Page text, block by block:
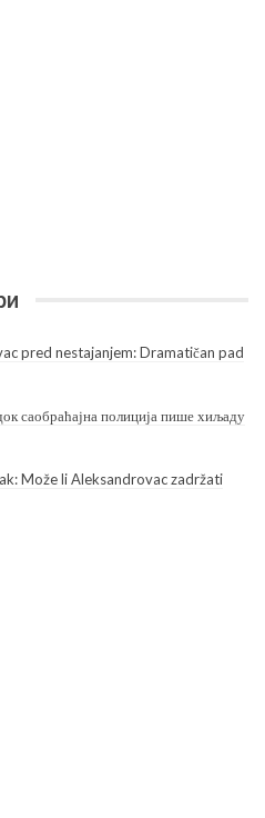
pred nestajanjem: Dramatičan pad
саобраћајна полиција пише хиљаду
Može li Aleksandrovac zadržati